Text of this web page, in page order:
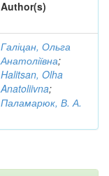
Author(s)
Галіцан, Ольга
Анатоліївна;
Halitsan, Olha
Anatoliivna;
Паламарюк, В. А.